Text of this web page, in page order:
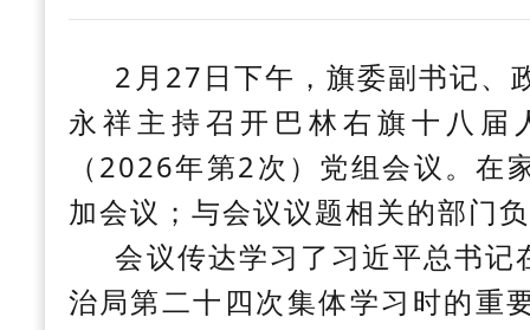
2月27日下午，旗委副书记、
永祥主持召开巴林右旗十八届
（2026年第2次）党组会议。在
加会议；与会议议题相关的部门
会议传达学习了习近平总书
治局第二十四次集体学习时的重